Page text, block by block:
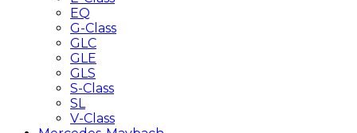
EQ
G-Class
GLC
GLE
GLS
S-Class
SL
V-Class